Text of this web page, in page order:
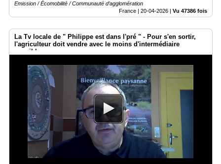
Emission / Écomobilité / Communauté d’agglomération
France | 20-04-2026 Vu 47386 fois
La Tv locale de " Philippe est dans l'pré " - Pour s'en sortir,
l'agriculteur doit vendre avec le moins d'intermédiaire
possible